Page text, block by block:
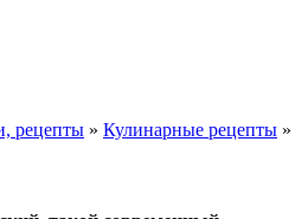
рецепты » Кулинарные рецепты »